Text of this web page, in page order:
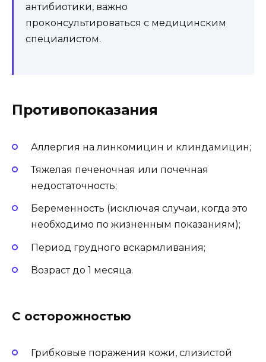
антибиотики, важно
проконсультироваться с медицинским
специалистом.
Противопоказания
Аллергия на линкомицин и клиндамицин;
Тяжелая печеночная или почечная
недостаточность;
Беременность (исключая случаи, когда это
необходимо по жизненным показаниям);
Период грудного вскармливания;
Возраст до 1 месяца.
С осторожностью
Грибковые поражения кожи, слизистой